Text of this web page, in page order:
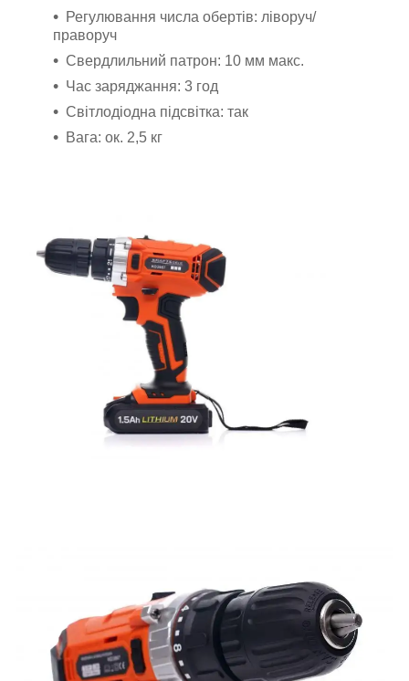
Регулювання числа обертів: ліворуч/
праворуч
Свердлильний патрон: 10 мм макс.
Час заряджання: 3 год
Світлодіодна підсвітка: так
Вага: ок. 2,5 кг